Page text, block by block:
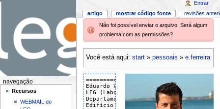
Não foi possível enviar o arquivo. Será algum
problema com as permissões?
Você está aqui: start» pessoais » e.ferreira
Eduardo Vargas Ferreira
LEG (Laboratório de Estatística e
Departamento de Estatística -
Edifício da Administração - 3º andar -
artigo mostrar código fonte revisões
Entrar
navegação
Recursos
WEBMAIL do